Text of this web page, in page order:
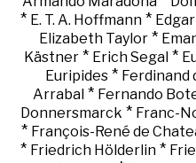
* E. T. A. Hoffmann *
Elizabeth Taylor *
Kästner * Erich Segal *
Euripides* Ferdinand
Arrabal * Fernando
Donnersmarck * Franc-
* François-René de
* Friedrich Hölderlin*